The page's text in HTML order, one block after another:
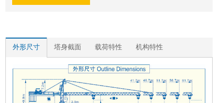
外形尺寸 塔身截面 载荷特性 机构特性